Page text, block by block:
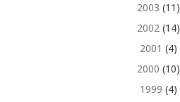
2003 (11)
2002(14)
2001 (4)
2000 (10)
1999 (4)